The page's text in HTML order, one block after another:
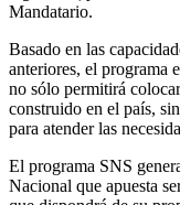
Mandatario.
Basado en las
anteriores, el programa
no sólo permitirá
construido en el país,
para atender las
El programa SNS
Nacional que apuesta